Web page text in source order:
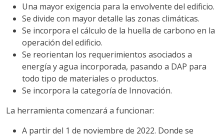
Una mayor exigencia para la envolvente del edificio.
Se divide con mayor detalle las zonas climáticas.
Se incorpora el cálculo de la huella de carbono en la
operación del edificio.
Se reorientan los requerimientos asociados a
energía y agua incorporada, pasando a DAP para
todo tipo de materiales o productos.
Se incorpora la categoría de Innovación.
La herramienta comenzará a funcionar:
A partir del 1 de noviembre de 2022. Donde se